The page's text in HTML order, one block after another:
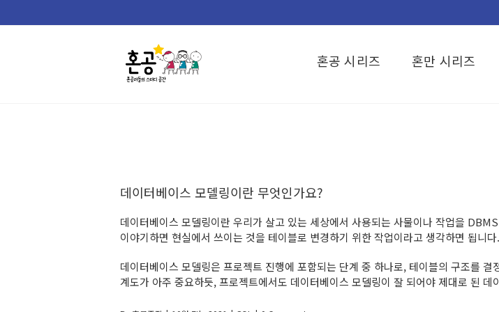
to
혼공 시리즈 혼만 시리즈
데이터베이스 모델링이란 무엇인가요?
데이터베이스 모델링이란 우리가 살고 있는 세상에서 사용되는 사물이나 작업을
이야기하면 현실에서 쓰이는 것을 테이블로 변경하기 위한 작업이라고 생각하면 됩니다.
데이터베이스 모델링은 프로젝트 진행에 포함되는 단계 중 하나로, 테이블의 구조를
계도가 아주 중요하듯, 프로젝트에서도 데이터베이스 모델링이 잘 되어야 제대로 된 데